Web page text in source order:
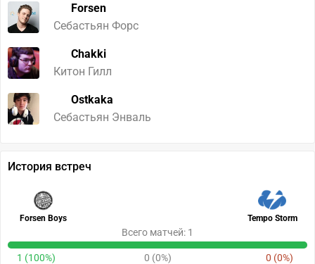
Forsen
Себастьян Форс
Chakki
Китон Гилл
Ostkaka
Себастьян Энваль
История встреч
Forsen Boys Tempo Storm
Всего матчей: 1
1 (100%) 0 (0%) 0 (0%)